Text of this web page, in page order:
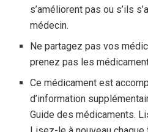
s’améliorent pas ou s’ils
médecin.
Ne partagez pas vos
prenez pas les
Ce médicament est
d’information
Guide des médicaments.